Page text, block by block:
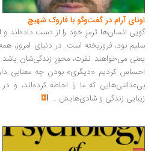
آرام در گفت‌وگو با فاروک شهیچ‭
انسان‌ها ترمزِ خود را از دست داده‌اند و آن کُدِ
بود، فروریخته است. در دنیای امروز، همه
می‌خواهند نفرت، محورِ زندگی‌شان باشد... ما
کردیم «دیگری» بودن چه معنایی دارد...
که ما را احاطه کرده‌اند، و در عین
زندگی و شادی‌هایش...